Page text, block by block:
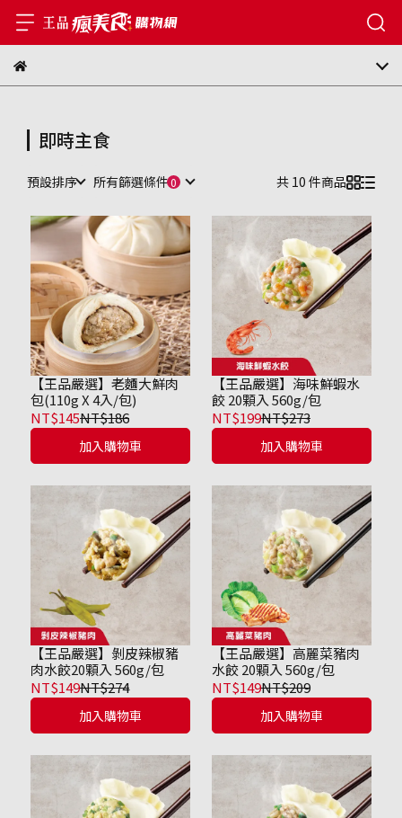
即時主食
預設排序 所有篩選條件 共 10 件商品
【王品嚴選】老麵大鮮肉
包(110g X 4入/包)
NT$145NT$186
加入購物車
【王品嚴選】海味鮮蝦水
餃 20顆入 560g/包
NT$199NT$273
加入購物車
【王品嚴選】剝皮辣椒豬
肉水餃20顆入 560g/包
NT$149NT$274
加入購物車
【王品嚴選】高麗菜豬肉
水餃 20顆入 560g/包
NT$149NT$209
加入購物車